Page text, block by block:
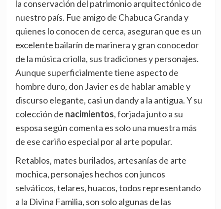
la conservación del patrimonio arquitectónico de
nuestro país. Fue amigo de Chabuca Granda y
quienes lo conocen de cerca, aseguran que es un
excelente bailarín de marinera y gran conocedor
de la música criolla, sus tradiciones y personajes.
Aunque superficialmente tiene aspecto de
hombre duro, don Javier es de hablar amable y
discurso elegante, casi un dandy a la antigua. Y su
colección de nacimientos, forjada junto a su
esposa según comenta es solo una muestra más
de ese cariño especial por al arte popular.
Retablos, mates burilados, artesanías de arte
mochica, personajes hechos con juncos
selváticos, telares, huacos, todos representando
a la Divina Familia, son solo algunas de las